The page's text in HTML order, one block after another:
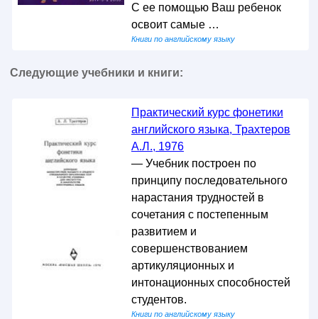
С ее помощью Ваш ребенок
освоит самые …
Книги по английскому языку
Следующие учебники и книги:
Практический курс фонетики
английского языка, Трахтеров
А.Л., 1976
— Учебник построен по
принципу последовательного
нарастания трудностей в
сочетания с постепенным
развитием и
совершенствованием
артикуляционных и
интонационных способностей
студентов.
Книги по английскому языку